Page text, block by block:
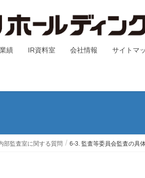
績 IR資料室 会社情報 サイトマ
部監査室に関する質問 6-3. 監査等委員会監査の具